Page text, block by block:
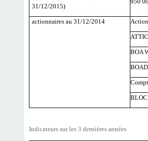
31/12/2015)
actionnaires au 31/12/2014
BOA
BOAD
Indicateurs sur les 3 dernières années